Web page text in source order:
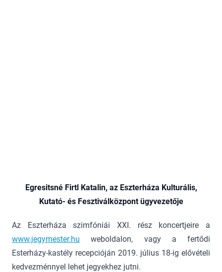
Egresitsné Firtl Katalin, az Eszterháza Kulturális,
Kutató- és Fesztiválközpont ügyvezetője
Az Eszterháza szimfóniái XXI. rész koncertjeire a
www.jegymester.hu weboldalon, vagy a fertődi
Esterházy-kastély recepcióján 2019. július 18-ig elővételi
kedvezménnyel lehet jegyekhez jutni.